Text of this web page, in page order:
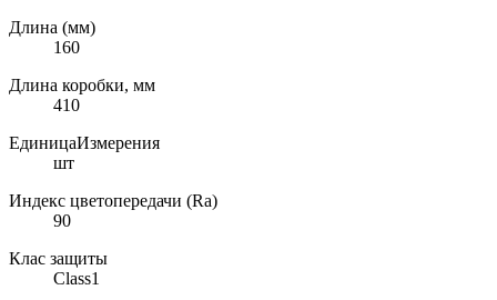
Длина (мм)
160
Длина коробки, мм
410
ЕдиницаИзмерения
шт
Индекс цветопередачи (Ra)
90
Клас защиты
Class1